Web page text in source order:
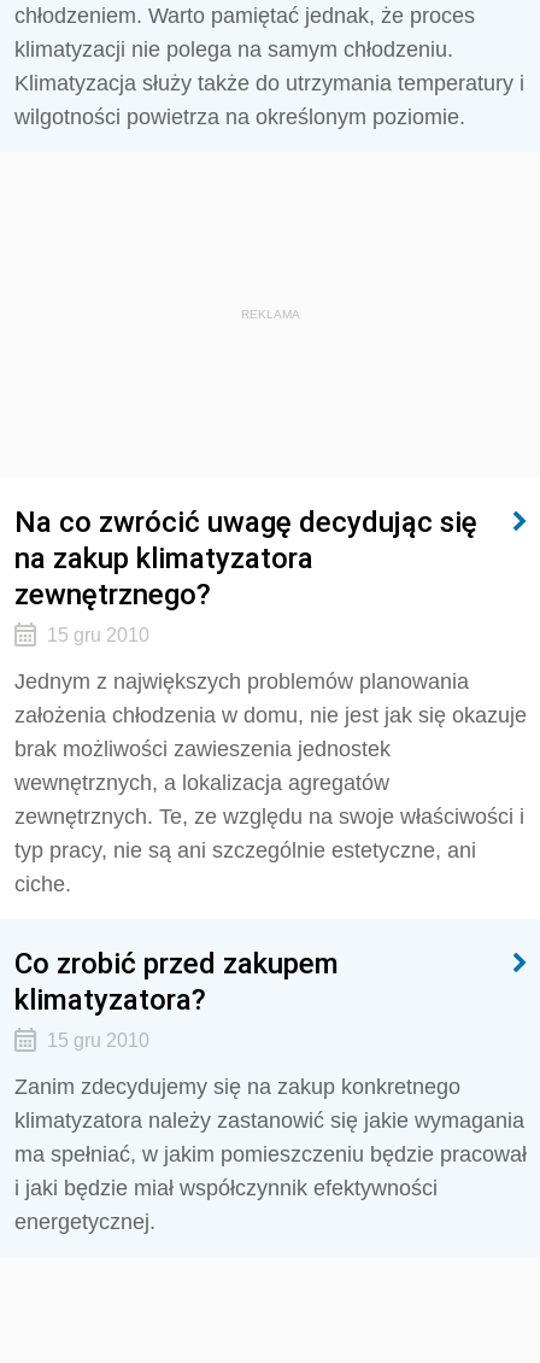
chłodzeniem. Warto pamiętać jednak, że proces
klimatyzacji nie polega na samym chłodzeniu.
Klimatyzacja służy także do utrzymania temperatury i
wilgotności powietrza na określonym poziomie.
REKLAMA
Na co zwrócić uwagę decydując się
na zakup klimatyzatora
zewnętrznego?
15 gru 2010
Jednym z największych problemów planowania
założenia chłodzenia w domu, nie jest jak się okazuje
brak możliwości zawieszenia jednostek
wewnętrznych, a lokalizacja agregatów
zewnętrznych. Te, ze względu na swoje właściwości i
typ pracy, nie są ani szczególnie estetyczne, ani
ciche.
Co zrobić przed zakupem
klimatyzatora?
15 gru 2010
Zanim zdecydujemy się na zakup konkretnego
klimatyzatora należy zastanowić się jakie wymagania
ma spełniać, w jakim pomieszczeniu będzie pracował
i jaki będzie miał współczynnik efektywności
energetycznej.